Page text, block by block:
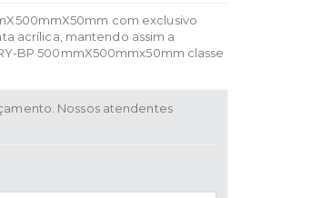
com exclusivo
acrílica, mantendo assim a
BP 500mmX500mmx50mm classe
Nossos atendentes